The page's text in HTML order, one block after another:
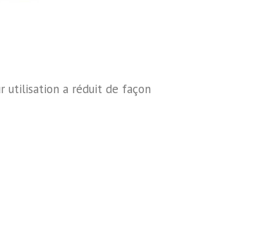
utilisation a réduit de façon